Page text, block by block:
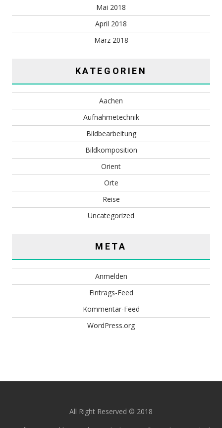
Mai 2018
April 2018
März 2018
KATEGORIEN
Aachen
Aufnahmetechnik
Bildbearbeitung
Bildkomposition
Orient
Orte
Reise
Uncategorized
META
Anmelden
Eintrags-Feed
Kommentar-Feed
WordPress.org
All Right Reserved © 2018